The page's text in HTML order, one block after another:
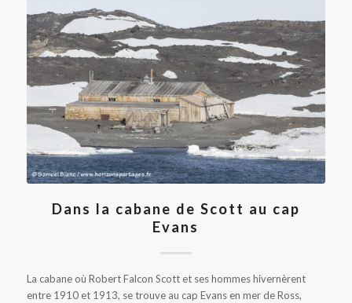
Dans la cabane de Scott au cap
Evans
La cabane où Robert Falcon Scott et ses hommes hivernèrent
entre 1910 et 1913, se trouve au cap Evans en mer de Ross,